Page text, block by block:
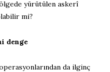
yürütülen askerî
mi?
denge
da ilginç